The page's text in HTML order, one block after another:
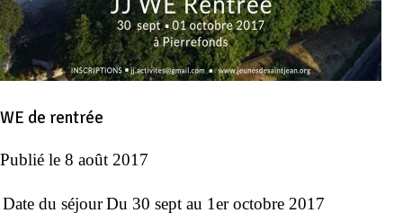
WE de rentrée
Publié le 8 août 2017
Date du séjourDu 30 sept au 1er octobre 2017